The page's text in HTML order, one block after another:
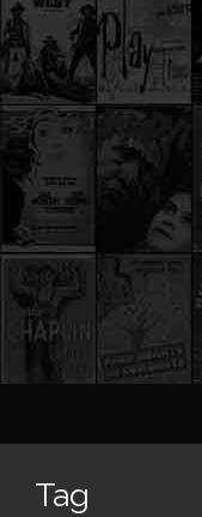
Tag